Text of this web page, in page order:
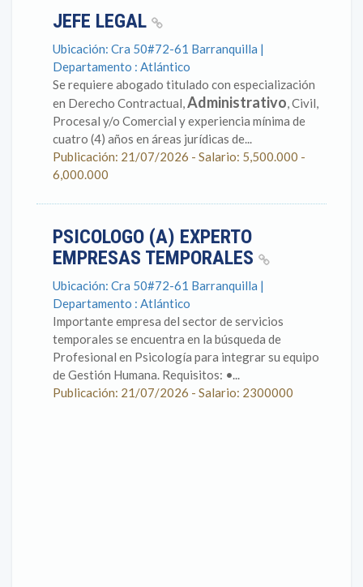
JEFE LEGAL
Ubicación: Cra 50#72-61 Barranquilla |
Departamento : Atlántico
Se requiere abogado titulado con especialización
en Derecho Contractual,Administrativo, Civil,
Procesal y/o Comercial y experiencia mínima de
cuatro (4) años en áreas jurídicas de...
Publicación: 21/07/2026 - Salario: 5,500.000 -
6,000.000
PSICOLOGO (A) EXPERTO
EMPRESAS TEMPORALES
Ubicación: Cra 50#72-61 Barranquilla |
Departamento : Atlántico
Importante empresa del sector de servicios
temporales se encuentra en la búsqueda de
Profesional en Psicología para integrar su equipo
de Gestión Humana. Requisitos: •...
Publicación: 21/07/2026 - Salario: 2300000